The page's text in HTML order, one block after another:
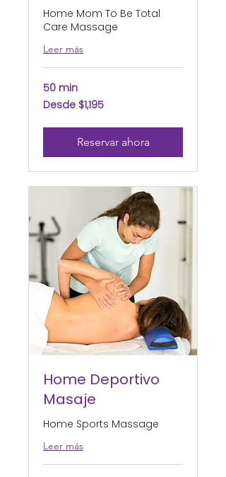
Home Mom To Be Total
Care Massage
Leer más
50 min
Desde
1,195
Desde $1,195
Reservar ahora
Home Deportivo
Masaje
Home Sports Massage
Leer más